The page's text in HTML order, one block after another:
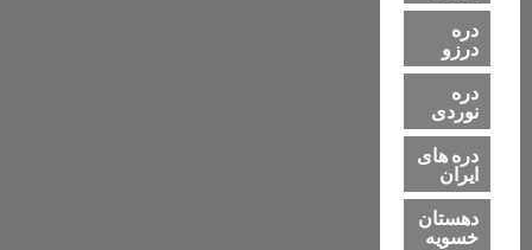
دره
درزو
دره
نوردی
دره های
ایران
دهستان
خسویه